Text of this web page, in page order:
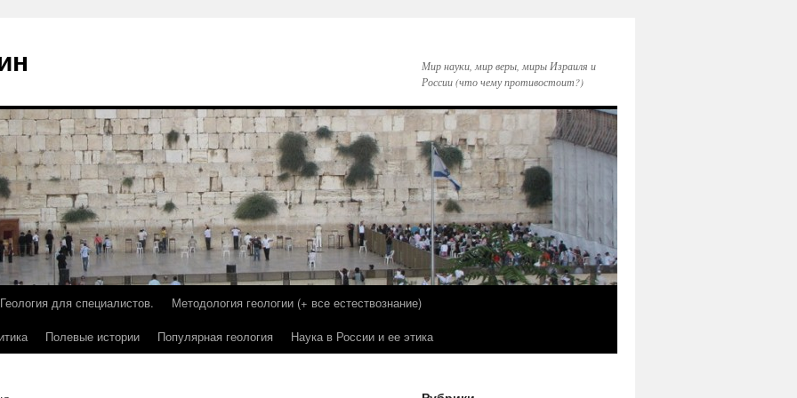
Мир науки, мир веры, миры Израиля и
России (что чему противостоит?)
Геология для специалистов.
Методология геологии (+ все естествознание)
Полевые истории Популярная геология Наука в России и ее этика